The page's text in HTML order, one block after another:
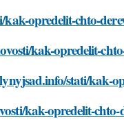
kak-opredelit-chto-
kak-opredelit-
stati/kak-
kak-opredelit-